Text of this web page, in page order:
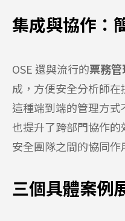
集成與協作：
OSE 還與流行的票務
成，方便安全分析師在
這種端到端的管理方式
也提升了跨部門協作
安全團隊之間的協同作
三個具體案例